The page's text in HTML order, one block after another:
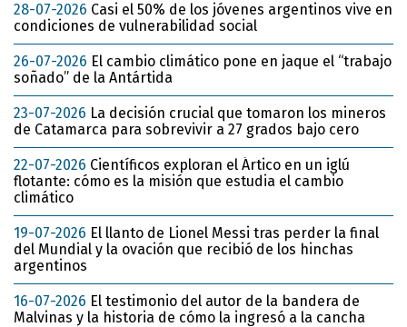
28-07-2026 Casi el 50% de los jóvenes argentinos vive en
condiciones de vulnerabilidad social
26-07-2026 El cambio climático pone en jaque el “trabajo
soñado” de la Antártida
23-07-2026 La decisión crucial que tomaron los mineros
de Catamarca para sobrevivir a 27 grados bajo cero
22-07-2026 Científicos exploran el Ártico en un iglú
flotante: cómo es la misión que estudia el cambio
climático
19-07-2026 El llanto de Lionel Messi tras perder la final
del Mundial y la ovación que recibió de los hinchas
argentinos
16-07-2026 El testimonio del autor de la bandera de
Malvinas y la historia de cómo la ingresó a la cancha